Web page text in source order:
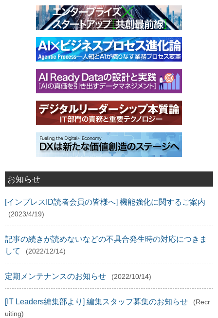
お知らせ
[インプレスID読者会員の皆様へ] 機能強化に関するご案内
(2023/4/19)
記事の続きが読めないなどの不具合発生時の対応につきま
して
(2022/12/14)
定期メンテナンスのお知らせ (2022/10/14)
[IT Leaders編集部より] 編集スタッフ募集のお知らせ
(Recr
uiting)